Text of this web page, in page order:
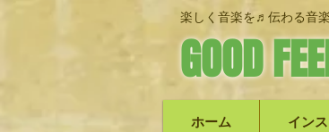
楽しく音楽を♬伝わる音
GOOD
ホーム イン